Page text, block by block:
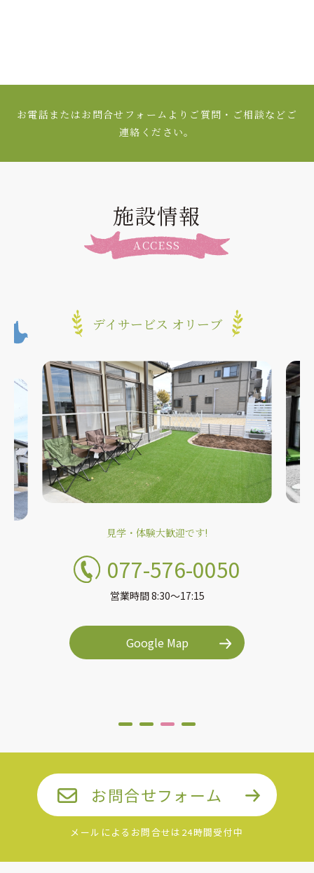
お電話またはお問合せフォームよりご質問・ご相談などご
連絡ください。
施設情報
ACCESS
デイサービス オリーブ
見学・体験大歓迎です!
077-576-0050
営業時間 8:30〜17:15
Google Map
お問合せフォーム
メールによるお問合せは24時間受付中